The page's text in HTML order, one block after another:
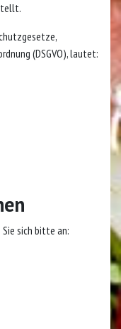
(DSGVO), lautet:
sich bitte an: